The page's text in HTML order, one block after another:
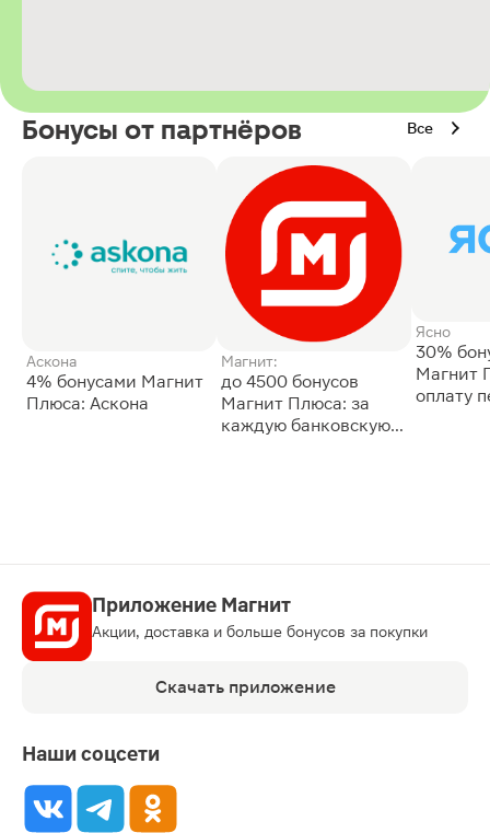
Бонусы от партнёров Все
Аскона
4% бонусами Магнит
Плюса: Аскона
Магнит:
до 4500 бонусов
Магнит Плюса: за
каждую банковскую
Ясно
30%
Магнит
оплату
Приложение Магнит
Акции, доставка и больше бонусов за покупки
Скачать приложение
Наши соцсети